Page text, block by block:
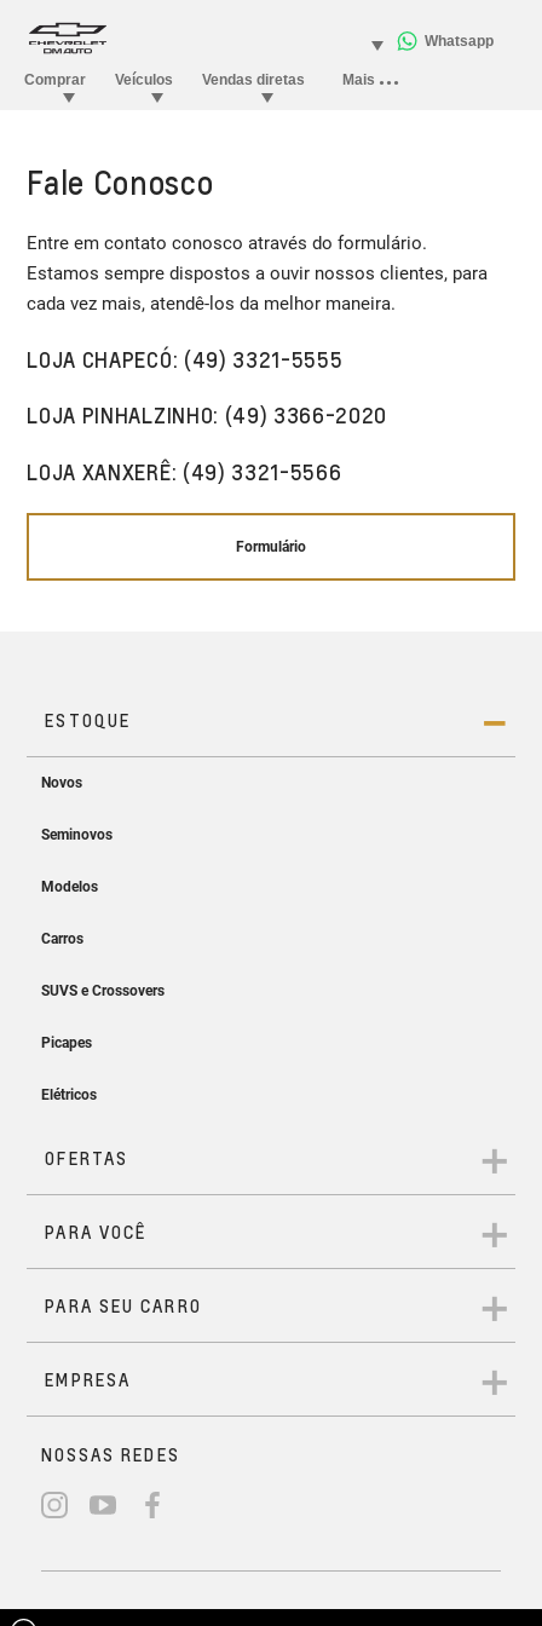
Fale Conosco
Entre em contato conosco através do formulário.
Estamos sempre dispostos a ouvir nossos clientes, para
cada vez mais, atendê-los da melhor maneira.
LOJA CHAPECÓ: (49) 3321-5555​
LOJA PINHALZINHO: (49) 3366-2020​
LOJA XANXERÊ: (49) 3321-5566​
Formulário